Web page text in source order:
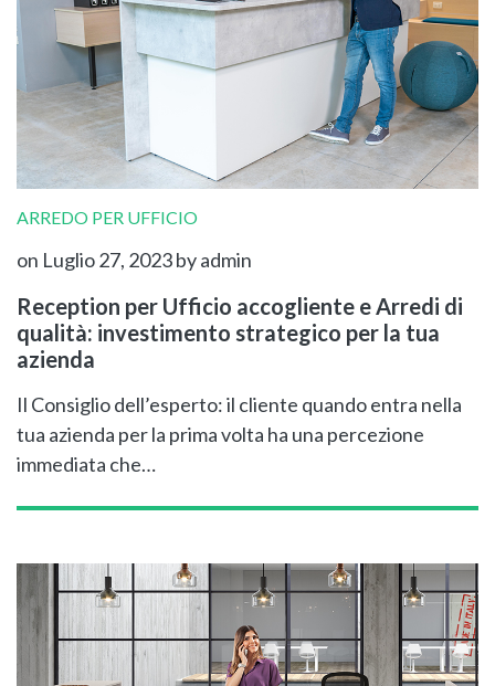
ARREDO PER UFFICIO
on Luglio 27, 2023by admin
Reception per Ufficio accogliente e Arredi di
qualità: investimento strategico per la tua
azienda
Il Consiglio dell’esperto: il cliente quando entra nella
tua azienda per la prima volta ha una percezione
immediata che…